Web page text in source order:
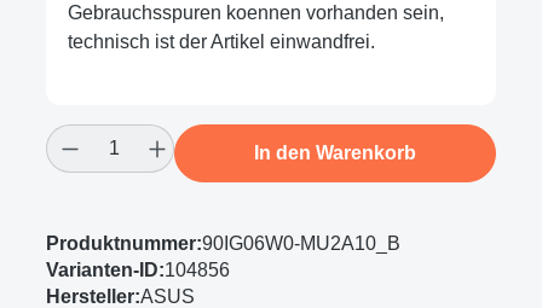
Gebrauchsspuren koennen vorhanden sein,
technisch ist der Artikel einwandfrei.
Produkt Anzahl: Gib den gewünschten
In den Warenkorb
Produktnummer:90IG06W0-MU2A10_B
Varianten-ID:104856
Hersteller:ASUS